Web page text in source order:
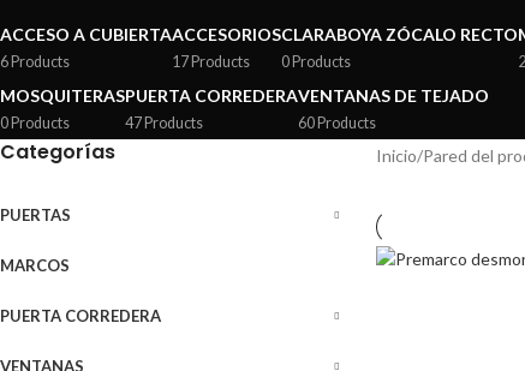
ACCESO A CUBIERTA
6 Products
ACCESORIOS
17 Products
CLARABOYA ZÓCALO RECTO
0 Products
MOSQUITERAS
0 Products
PUERTA CORREDERA
47 Products
VENTANAS DE TEJADO
60 Products
Categorías
PUERTAS
MARCOS
PUERTA CORREDERA
VENTANAS
Inicio/Pared del